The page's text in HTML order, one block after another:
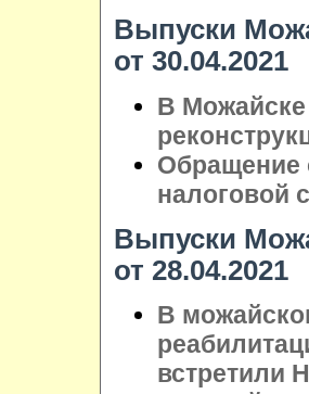
Выпуски
от 30.04.2021
В
Обращение
налоговой
Выпуски
от 28.04.2021
В
встретили